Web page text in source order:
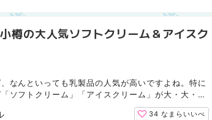
樽の大人気ソフトクリーム＆アイスク
なんといっても乳製品の人気が高いですよね。特に
ソフトクリーム」「アイスクリーム」が大・大・
小樽にはソフトクリームやアイスクリー...
34なまらいいべ